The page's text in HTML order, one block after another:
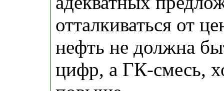
отталкиваться от
нефть не должна
цифр, а ГК-смесь,